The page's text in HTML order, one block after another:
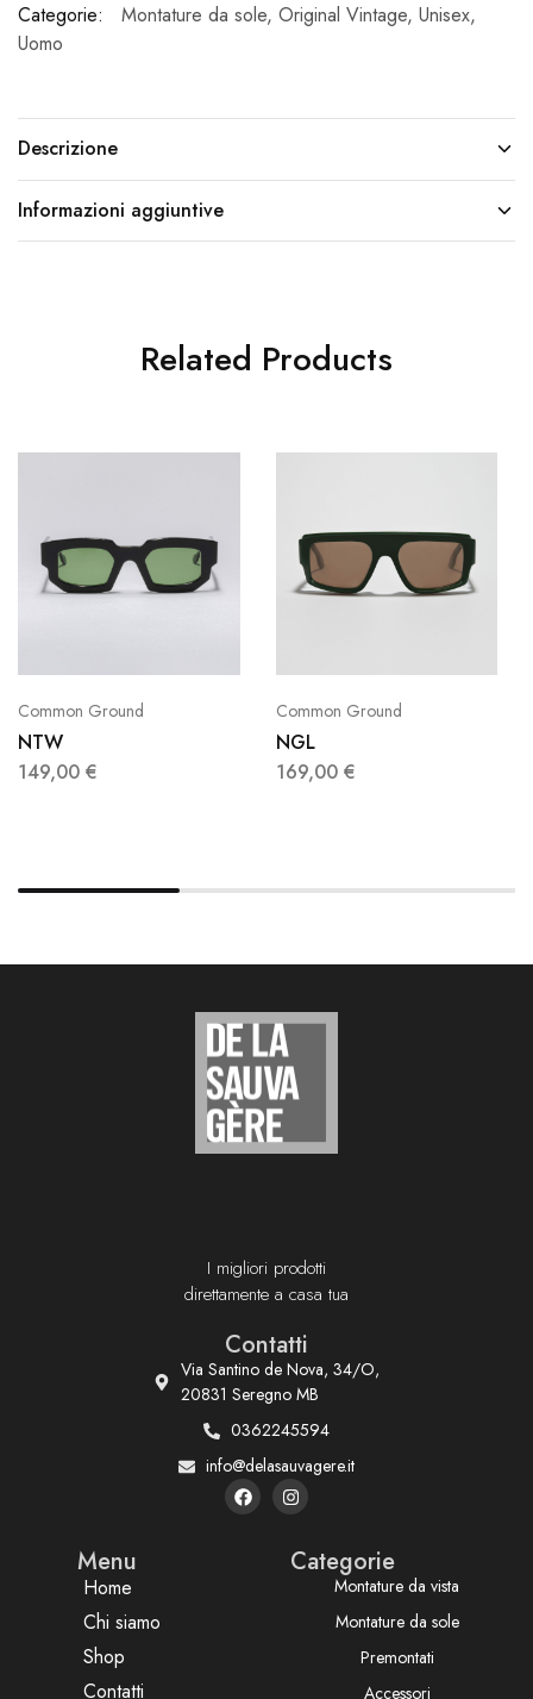
Categorie: Montature da sole, Original Vintage, Unisex,
Uomo
Descrizione
Informazioni aggiuntive
Related Products
Common Ground
NTW
149,00 €
Common Ground
NGL
169,00 €
I migliori prodotti
direttamente a casa tua
Contatti
Via Santino de Nova, 34/O,
20831 Seregno MB
0362245594
info@delasauvagere.it
Menu
Home
Chi siamo
Shop
Contatti
Categorie
Montature da vista
Montature da sole
Premontati
Accessori